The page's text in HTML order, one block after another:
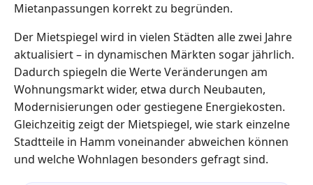
Mietanpassungen korrekt zu begründen.
Der Mietspiegel wird in vielen Städten alle zwei Jahre
aktualisiert – in dynamischen Märkten sogar jährlich.
Dadurch spiegeln die Werte Veränderungen am
Wohnungsmarkt wider, etwa durch Neubauten,
Modernisierungen oder gestiegene Energiekosten.
Gleichzeitig zeigt der Mietspiegel, wie stark einzelne
Stadtteile in Hamm voneinander abweichen können
und welche Wohnlagen besonders gefragt sind.